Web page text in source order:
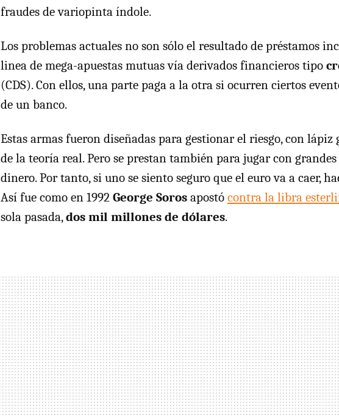
fraudes de variopinta índole.
Los problemas actuales no son sólo el resultado de préstamos
linea de mega-apuestas mutuas vía derivados financieros tipo
(CDS). Con ellos, una parte paga a la otra si ocurren ciertos
de un banco.
Estas armas fueron diseñadas para gestionar el riesgo, con
de la teoría real. Pero se prestan también para jugar con
dinero. Por tanto, si uno se siento seguro que el euro va a caer,
Así fue como en 1992 George Soros apostó contra la libra
sola pasada,dos mil millones de dólares.